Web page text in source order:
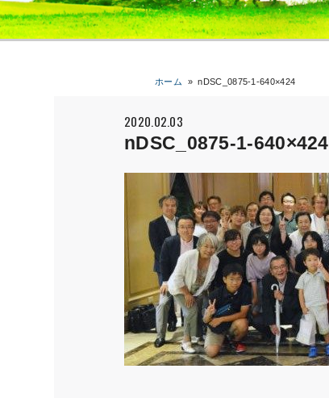
ホーム »nDSC_0875-1-640×424
2020.02.03
nDSC_0875-1-640×424